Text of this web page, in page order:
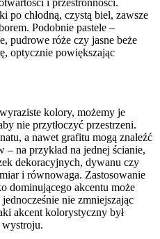
i przestronności.
po chłodną, czystą biel, zawsze
Podobnie pastele –
pudrowe róże czy jasne beże
optycznie powiększając
kolory, możemy je
nie przytłoczyć przestrzeni.
a nawet grafitu mogą znaleźć
na przykład na jednej ścianie,
dekoracyjnych, dywanu czy
i równowaga. Zastosowanie
dominującego akcentu może
nie zmniejszając
akcent kolorystyczny był
wystroju.